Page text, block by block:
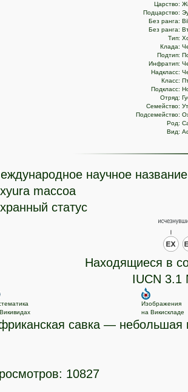
Царство:
Подцарство:
Без ранга:
Без ранга:
Тип:
Клада:
Подтип:
Инфратип:
Надкласс:
Класс:
Подкласс:
Отряд:
Семейство:
Подсемейство:
Род:
Вид:
научное название
maccoa
статус
Находящиеся в
IUCN 3.1
Изображения
на Викискладе
савка — небольшая
10827